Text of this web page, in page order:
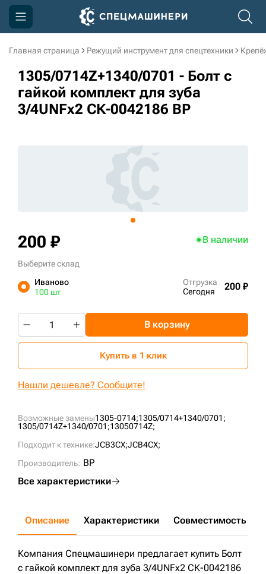
Главная страница Режущий инструмент для спецтехники
1305/0714Z+1340/0701 - Болт с
гайкой комплект для зуба
3/4UNFx2 СК-0042186 BP
Возможные замены1305-0714;1305/0714+1340/0701;
1305/0714Z+1340/0701;13050714Z;
Подходит к технике:JCB3CX;JCB4CX;
Производитель: BP
Все характеристики
200 ₽ В наличии
Выберите склад
Иваново
100 шт
Отгрузка
Сегодня
200 ₽
В корзину
Купить в 1 клик
Нашли дешевле? Сообщите!
Описание Характеристики Совместимость
Компания Спецмашинери предлагает купить Болт
с гайкой комплект для зуба 3/4UNFx2 СК-0042186
Компания
Акции
Доставка и оплата
sksale@skdst.ru
+7 (499) 394-50-93